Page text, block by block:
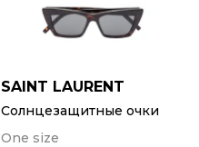
SAINT LAURENT
Солнцезащитные очки
One size